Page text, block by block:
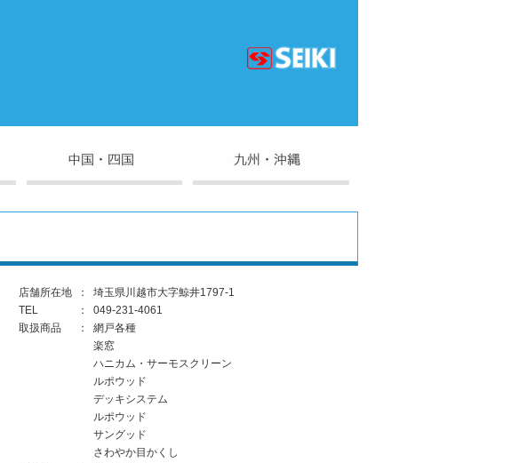
店舗所在地 ：
埼玉県川越市大字鯨井1797-1
TEL
：
049-231-4061
取扱商品
：
網戸各種
楽窓
ハニカム・サーモスクリーン
ルポウッド
デッキシステム
ルポウッド
サングッド
さわやか目かくし